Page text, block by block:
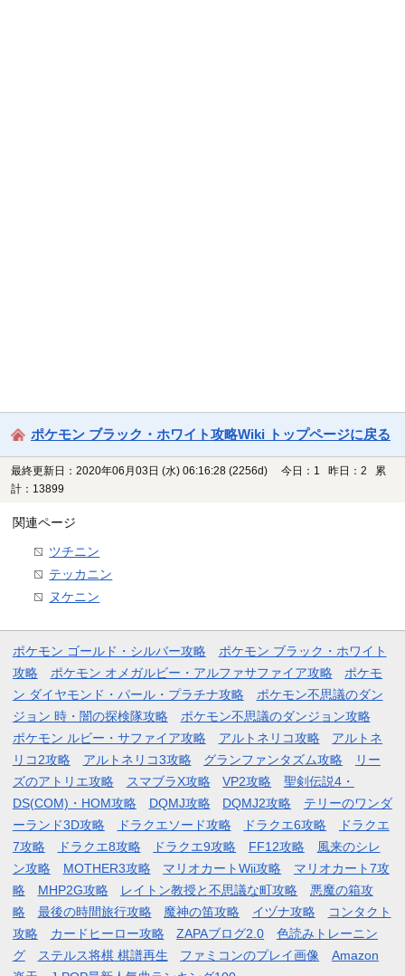
ポケモン ブラック・ホワイト攻略Wiki トップページに戻る
最終更新日：2020年06月03日 (水) 06:16:28 (2256d)
今日：1 昨日：2 累
計：13899
関連ページ
ツチニン
テッカニン
ヌケニン
ポケモン ゴールド・シルバー攻略
ポケモン ブラック・ホワイト
攻略
ポケモン オメガルビー・アルファサファイア攻略
ポケモ
ン ダイヤモンド・パール・プラチナ攻略
ポケモン不思議のダン
ジョン 時・闇の探検隊攻略
ポケモン不思議のダンジョン攻略
ポケモン ルビー・サファイア攻略
アルトネリコ攻略
アルトネ
リコ2攻略
アルトネリコ3攻略 グランファンタズム攻略
リー
ズのアトリエ攻略
スマブラX攻略 VP2攻略
聖剣伝説4・
DS(COM)・HOM攻略
DQMJ攻略 DQMJ2攻略
テリーのワンダ
ーランド3D攻略
ドラクエソード攻略 ドラクエ6攻略
ドラクエ
7攻略
ドラクエ8攻略 ドラクエ9攻略 FF12攻略
風来のシレ
ン攻略
MOTHER3攻略 マリオカートWii攻略
マリオカート7攻
略
MHP2G攻略 レイトン教授と不思議な町攻略
悪魔の箱攻
略
最後の時間旅行攻略 魔神の笛攻略 イヅナ攻略
コンタクト
攻略
カードヒーロー攻略 ZAPAブログ2.0
色読みトレーニン
グ
ステルス将棋 棋譜再生 ファミコンのプレイ画像
Amazon